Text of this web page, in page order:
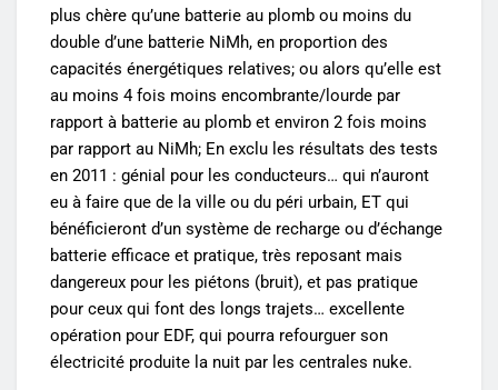
plus chère qu’une batterie au plomb ou moins du
double d’une batterie NiMh, en proportion des
capacités énergétiques relatives; ou alors qu’elle est
au moins 4 fois moins encombrante/lourde par
rapport à batterie au plomb et environ 2 fois moins
par rapport au NiMh; En exclu les résultats des tests
en 2011 : génial pour les conducteurs… qui n’auront
eu à faire que de la ville ou du péri urbain, ET qui
bénéficieront d’un système de recharge ou d’échange
batterie efficace et pratique, très reposant mais
dangereux pour les piétons (bruit), et pas pratique
pour ceux qui font des longs trajets… excellente
opération pour EDF, qui pourra refourguer son
électricité produite la nuit par les centrales nuke.